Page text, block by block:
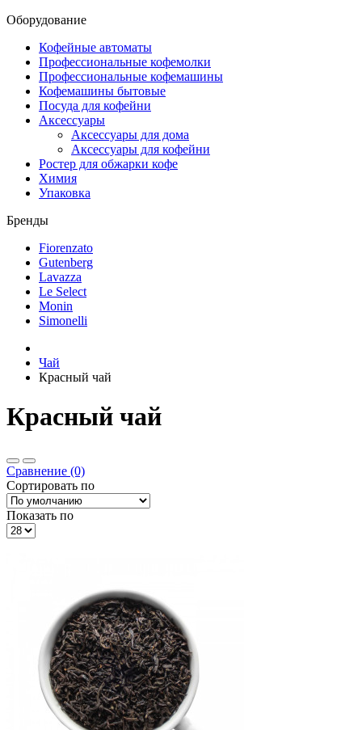
Оборудование
Кофейные автоматы
Профессиональные кофемолки
Профессиональные кофемашины
Кофемашины бытовые
Посуда для кофейни
Аксессуары
Аксессуары для дома
Аксессуары для кофейни
Ростер для обжарки кофе
Химия
Упаковка
Бренды
Fiorenzato
Gutenberg
Lavazza
Le Select
Monin
Simonelli
Чай
Красный чай
Красный чай
Сравнение (0)
Сортировать по
Показать по